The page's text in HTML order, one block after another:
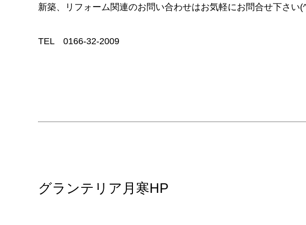
新築、リフォーム関連のお問い合わせはお気軽にお問合せ下さい
TEL 0166-32-2009
グランテリア月寒HP